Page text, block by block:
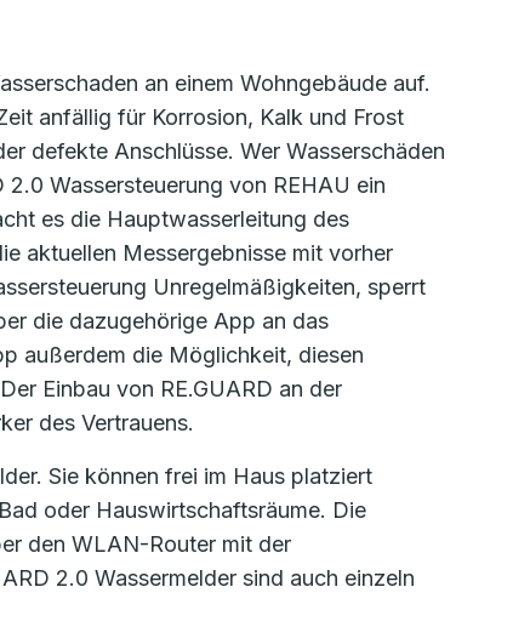
an einem Wohngebäude auf.
anfällig für Korrosion, Kalk und Frost
defekte Anschlüsse. Wer Wasserschäden
Wassersteuerung von REHAU ein
es die Hauptwasserleitung des
aktuellen Messergebnisse mit vorher
Unregelmäßigkeiten, sperrt
die dazugehörige App an das
außerdem die Möglichkeit, diesen
Einbau von RE.GUARD an der
des Vertrauens.
Sie können frei im Haus platziert
oder Hauswirtschaftsräume. Die
den WLAN-Router mit der
2.0 Wassermelder sind auch einzeln